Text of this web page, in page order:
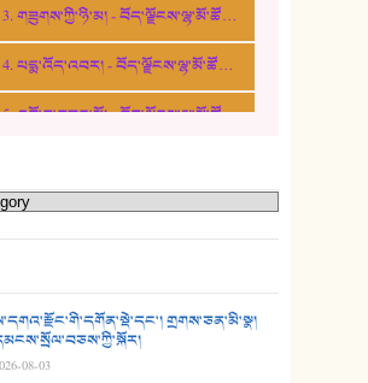
19. ཆ་རྐྱེན་མེད་པའི་སེམས།
20. བསྟན་རྒྱས་གླིང་།
23. ཕོ་རྒོད་པོ།
25. མགྲོན་པོ།
26. ཨ་མའི་ཐང་ཁུག
3. གཟུགས་ཀྱི་ཉི་མ། - བོད་ལྗོངས་ལྷ་མོ་ཚོགས་པ།
4. པདྨ་འོད་འབར། - བོད་ལྗོངས་ལྷ་མོ་ཚོགས་པ།
5. འགྲོ་བ་བཟང་མོ། - བོད་ལྗོངས་ལྷ་མོ་ཚོགས་པ།
གྲགས་ཅན་མི་སྣ།
08-03